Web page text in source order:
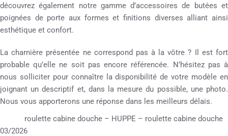
découvrez également notre gamme d’accessoires de butées et
poignées de porte aux formes et finitions diverses alliant ainsi
esthétique et confort.
La charnière présentée ne correspond pas à la vôtre ? Il est fort
probable qu’elle ne soit pas encore référencée. N’hésitez pas à
nous solliciter pour connaître la disponibilité de votre modèle en
joignant un descriptif et, dans la mesure du possible, une photo.
Nous vous apporterons une réponse dans les meilleurs délais.
roulette cabine douche – HUPPE – roulette cabine douche
03/2026